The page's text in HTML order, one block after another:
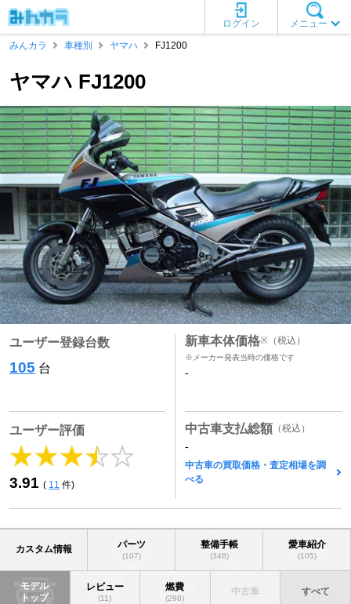
メニュー
ログイン
みんカラ
車種別 ヤマハ FJ1200
ヤマハ FJ1200
ユーザー登録台数
105 台
ユーザー評価
3.91 ( 11 件)
新車本体価格※ （税込）
※メーカー発表当時の価格です
-
中古車支払総額 （税込）
-
中古車の買取価格・査定相場を調
べる
カスタム情報 パーツ
(107)
整備手帳
(348)
愛車紹介
(105)
モデル
トップ
レビュー
(11)
燃費
(298)
中古車 すべて